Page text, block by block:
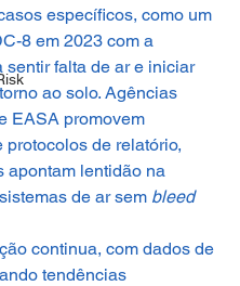
específicos, como um
8 em 2023 com a
sentir falta de ar e iniciar
ao solo. Agências
EASA promovem
protocolos de relatório,
apontam lentidão na
de ar sem bleed
continua, com dados de
tendências